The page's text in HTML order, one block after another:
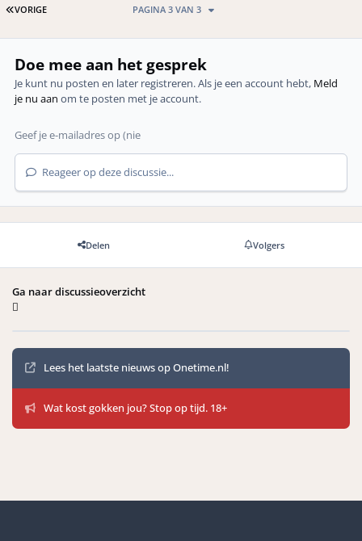
EERSTE PAGINA
VORIGE PAGINA 3 VAN 3
Doe mee aan het gesprek
Je kunt nu posten en later registreren. Als je een account hebt, Meld
je nu aan om te posten met je account.
Reageer op deze discussie...
Delen Volgers
Ga naar discussieoverzicht
Mededelingen
Lees het laatste nieuws op Onetime.nl!
Wat kost gokken jou? Stop op tijd. 18+